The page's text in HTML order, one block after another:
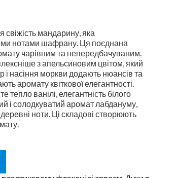
свіжість мандарину, яка
нотами шафрану. Ця поєднана
чарівним та непередбачуваним.
з апельсиновим цвітом, який
і насіння моркви додають нюансів та
аромату квіткової елегантності.
тепло ванілі, елегантність білого
і солодкуватий аромат лабдануму,
деревні ноти. Ці складові створюють